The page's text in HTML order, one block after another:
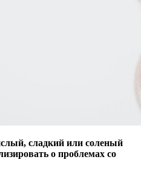
сладкий или соленый
о проблемах со